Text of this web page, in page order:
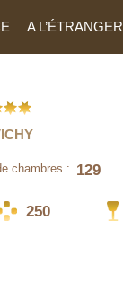
A L’ÉTRANGER
chambres : 129
250